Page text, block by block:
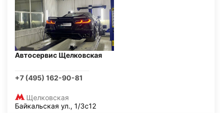
Автосервис Щелковская
+7 (495) 162-90-81
Щелковская
Байкальская ул., 1/3с12